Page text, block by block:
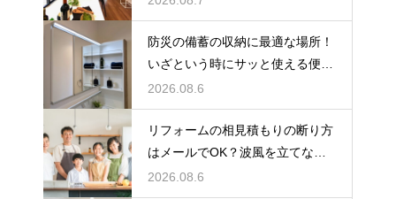
防災の備蓄の収納に最適な場所！
いざという時にサッと使える便利
ストック術
2026.08.6
リフォームの相見積もりの断り方
はメールでOK？波風を立てない
丁寧な文面
2026.08.6